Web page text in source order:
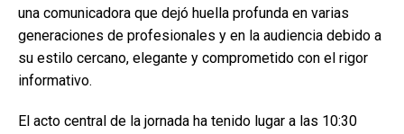
una comunicadora que dejó huella profunda en varias
generaciones de profesionales y en la audiencia debido a
su estilo cercano, elegante y comprometido con el rigor
informativo.
El acto central de la jornada ha tenido lugar a las 10:30